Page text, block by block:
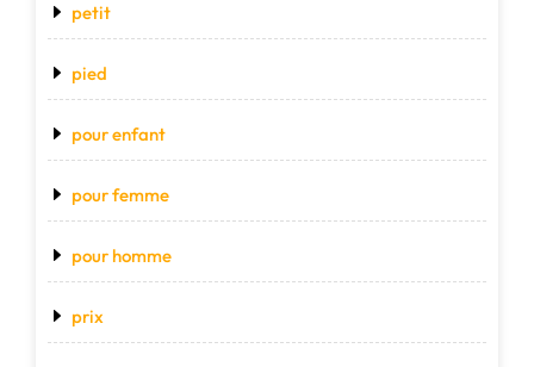
petit
pied
pour enfant
pour femme
pour homme
prix